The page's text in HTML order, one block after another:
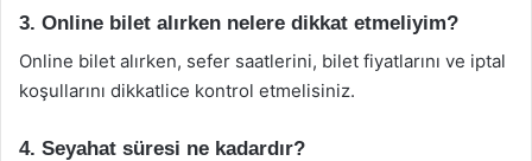
3. Online bilet alırken nelere dikkat etmeliyim?
Online bilet alırken, sefer saatlerini, bilet fiyatlarını ve iptal
koşullarını dikkatlice kontrol etmelisiniz.
4. Seyahat süresi ne kadardır?